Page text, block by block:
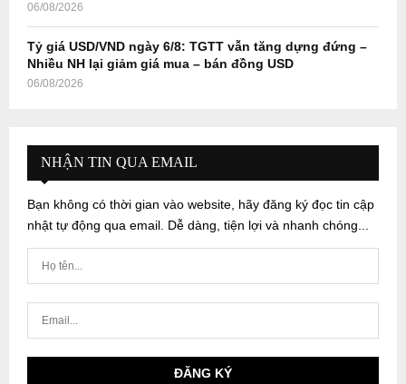
06/08/2026
Tỷ giá USD/VND ngày 6/8: TGTT vẫn tăng dựng đứng –
Nhiều NH lại giảm giá mua – bán đồng USD
06/08/2026
NHẬN TIN QUA EMAIL
Bạn không có thời gian vào website, hãy đăng ký đọc tin cập
nhật tự động qua email. Dễ dàng, tiện lợi và nhanh chóng...